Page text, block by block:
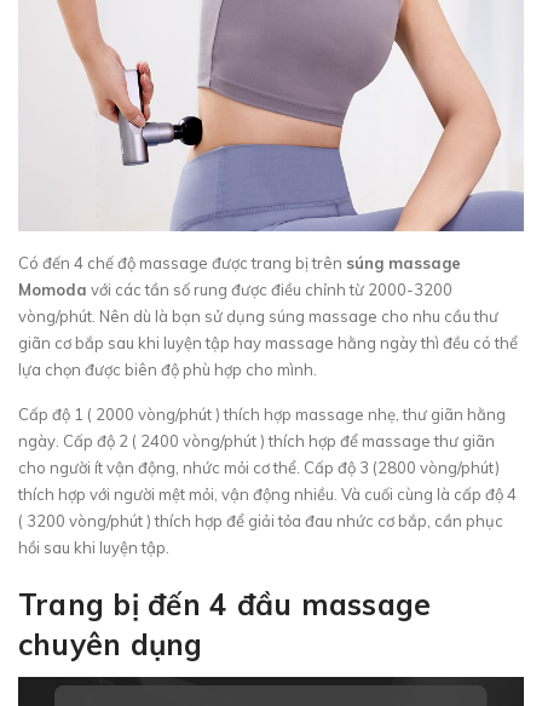
Có đến 4 chế độ massage được trang bị trên súng massage
Momoda với các tần số rung được điều chỉnh từ 2000-3200
vòng/phút. Nên dù là bạn sử dụng súng massage cho nhu cầu thư
giãn cơ bắp sau khi luyện tập hay massage hằng ngày thì đều có thể
lựa chọn được biên độ phù hợp cho mình.
Cấp độ 1 ( 2000 vòng/phút ) thích hợp massage nhẹ, thư giãn hằng
ngày. Cấp độ 2 ( 2400 vòng/phút ) thích hợp để massage thư giãn
cho người ít vận động, nhức mỏi cơ thể. Cấp độ 3 (2800 vòng/phút)
thích hợp với người mệt mỏi, vận động nhiều. Và cuối cùng là cấp độ 4
( 3200 vòng/phút ) thích hợp để giải tỏa đau nhức cơ bắp, cần phục
hồi sau khi luyện tập.
Trang bị đến 4 đầu massage
chuyên dụng